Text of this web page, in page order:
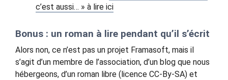
c’est aussi… » à lire ici
Bonus : un roman à lire pendant qu’il s’écrit
Alors non, ce n’est pas un projet Framasoft, mais il
s’agit d’un membre de l’association, d’un blog que nous
hébergeons, d’un roman libre (licence CC-By-SA) et